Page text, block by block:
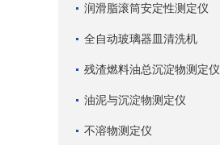
润滑脂滚筒安定性测定仪
全自动玻璃器皿清洗机
残渣燃料油总沉淀物测定仪
油泥与沉淀物测定仪
不溶物测定仪